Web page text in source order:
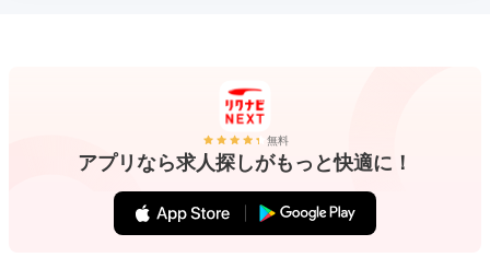
無料
アプリなら求人探しがもっと快適に！